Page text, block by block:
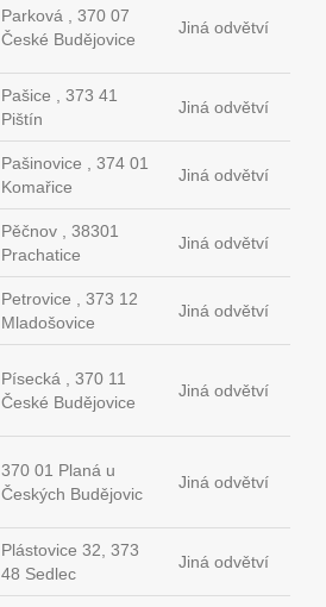
Parková , 370 07
České Budějovice
Jiná odvětví
Pašice , 373 41
Pištín
Jiná odvětví
Pašinovice , 374 01
Komařice
Jiná odvětví
Pěčnov , 38301
Prachatice
Jiná odvětví
Petrovice , 373 12
Mladošovice
Jiná odvětví
Písecká , 370 11
České Budějovice
Jiná odvětví
370 01 Planá u
Českých Budějovic
Jiná odvětví
Plástovice 32, 373
48 Sedlec
Jiná odvětví